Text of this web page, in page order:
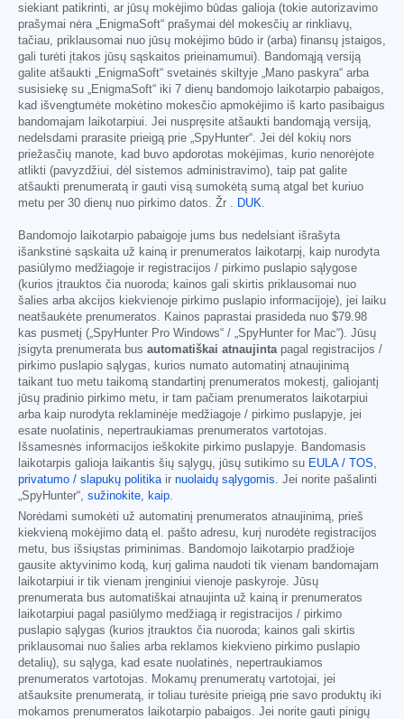
siekiant patikrinti, ar jūsų mokėjimo būdas galioja (tokie autorizavimo
prašymai nėra „EnigmaSoft“ prašymai dėl mokesčių ar rinkliavų,
tačiau, priklausomai nuo jūsų mokėjimo būdo ir (arba) finansų įstaigos,
gali turėti įtakos jūsų sąskaitos prieinamumui). Bandomąją versiją
galite atšaukti „EnigmaSoft“ svetainės skiltyje „Mano paskyra“ arba
susisiekę su „EnigmaSoft“ iki 7 dienų bandomojo laikotarpio pabaigos,
kad išvengtumėte mokėtino mokesčio apmokėjimo iš karto pasibaigus
bandomajam laikotarpiui. Jei nuspręsite atšaukti bandomąją versiją,
nedelsdami prarasite prieigą prie „SpyHunter“. Jei dėl kokių nors
priežasčių manote, kad buvo apdorotas mokėjimas, kurio nenorėjote
atlikti (pavyzdžiui, dėl sistemos administravimo), taip pat galite
atšaukti prenumeratą ir gauti visą sumokėtą sumą atgal bet kuriuo
metu per 30 dienų nuo pirkimo datos. Žr .
DUK
Bandomojo laikotarpio pabaigoje jums bus nedelsiant išrašyta
išankstinė sąskaita už kainą ir prenumeratos laikotarpį, kaip nurodyta
pasiūlymo medžiagoje ir registracijos / pirkimo puslapio sąlygose
(kurios įtrauktos čia nuoroda; kainos gali skirtis priklausomai nuo
šalies arba akcijos kiekvienoje pirkimo puslapio informacijoje), jei laiku
neatšaukėte prenumeratos. Kainos paprastai prasideda nuo $79.98
kas pusmetį („SpyHunter Pro Windows“ / „SpyHunter for Mac“). Jūsų
įsigyta prenumerata bus automatiškai atnaujinta pagal registracijos /
pirkimo puslapio sąlygas, kurios numato automatinį atnaujinimą
taikant tuo metu taikomą standartinį prenumeratos mokestį, galiojantį
jūsų pradinio pirkimo metu, ir tam pačiam prenumeratos laikotarpiui
arba kaip nurodyta reklaminėje medžiagoje / pirkimo puslapyje, jei
esate nuolatinis, nepertraukiamas prenumeratos vartotojas.
Išsamesnės informacijos ieškokite pirkimo puslapyje. Bandomasis
laikotarpis galioja laikantis šių sąlygų, jūsų sutikimo su EULA / TOS
privatumo / slapukų politika ir nuolaidų sąlygomis . Jei norite pašalinti
„SpyHunter“, sužinokite, kaip
Norėdami sumokėti už automatinį prenumeratos atnaujinimą, prieš
kiekvieną mokėjimo datą el. pašto adresu, kurį nurodėte registracijos
metu, bus išsiųstas priminimas. Bandomojo laikotarpio pradžioje
gausite aktyvinimo kodą, kurį galima naudoti tik vienam bandomajam
laikotarpiui ir tik vienam įrenginiui vienoje paskyroje. Jūsų
prenumerata bus automatiškai atnaujinta už kainą ir prenumeratos
laikotarpiui pagal pasiūlymo medžiagą ir registracijos / pirkimo
puslapio sąlygas (kurios įtrauktos čia nuoroda; kainos gali skirtis
priklausomai nuo šalies arba reklamos kiekvieno pirkimo puslapio
detalių), su sąlyga, kad esate nuolatinės, nepertraukiamos
prenumeratos vartotojas. Mokamų prenumeratų vartotojai, jei
atšauksite prenumeratą, ir toliau turėsite prieigą prie savo produktų iki
mokamos prenumeratos laikotarpio pabaigos. Jei norite gauti pinigų